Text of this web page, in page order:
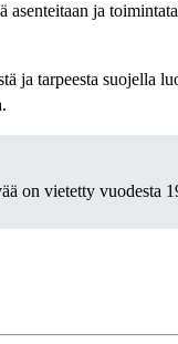
ja
tarpeesta suojella
on vietetty vuodesta